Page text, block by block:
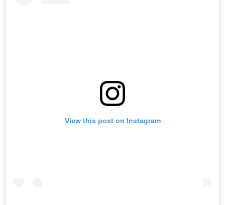
View this post on Instagram